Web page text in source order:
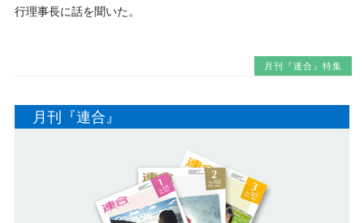
行理事長に話を聞いた。
月刊『連合』特集
月刊『連合』